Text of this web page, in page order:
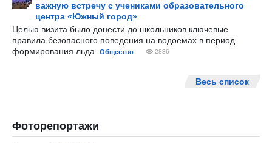
важную встречу с учениками образовательного
центра «Южный город»
Целью визита было донести до школьников ключевые
правила безопасного поведения на водоемах в период
формирования льда.
Общество 2836
Весь список
Фоторепортажи